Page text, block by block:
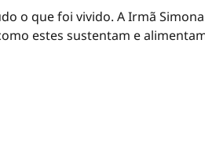
o que foi vivido. A Irmã
estes sustentam e